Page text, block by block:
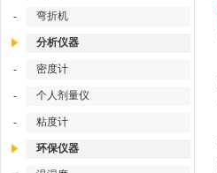
- 弯折机
分析仪器
- 密度计
- 个人剂量仪
- 粘度计
环保仪器